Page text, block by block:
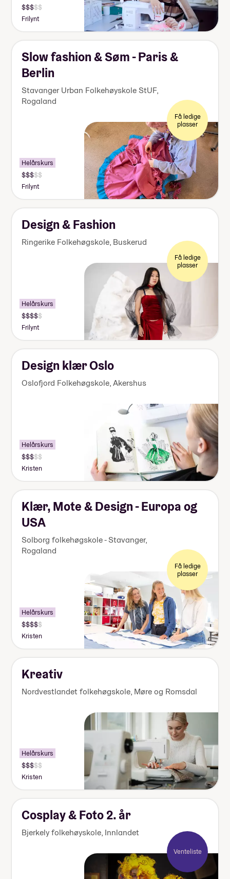
Pris:
140
155
000
Frilynt
Slow fashion & Søm - Paris &
Berlin
Stavanger Urban Folkehøyskole StUF,
Rogaland
Få ledige
plasser
Helårskurs
Pris:
140
155
000
Frilynt
Design & Fashion
Ringerike Folkehøgskole, Buskerud
Få ledige
plasser
Helårskurs
Pris:
155
170
000
Frilynt
Design klær Oslo
Oslofjord Folkehøgskole,Akershus
Helårskurs
Pris:
140
155
000
Kristen
Klær, Mote & Design - Europa og
USA
Solborg folkehøgskole - Stavanger,
Rogaland
Få ledige
plasser
Helårskurs
Pris:
155
170
000
Kristen
Kreativ
Nordvestlandet folkehøgskole, Møre og Romsdal
Helårskurs
Pris:
140
155
000
Kristen
Cosplay & Foto 2. år
Bjerkely folkehøyskole, Innlandet
Venteliste